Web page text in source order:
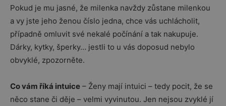
Pokud je mu jasné, že milenka navždy zůstane milenkou
a vy jste jeho ženou číslo jedna, chce vás uchlácholit,
případně omluvit své nekalé počínání a tak nakupuje.
Dárky, kytky, šperky… jestli to u vás doposud nebylo
obvyklé, zpozorněte.
Co vám říká intuice – Ženy mají intuici – tedy pocit, že se
něco stane či děje – velmi vyvinutou. Jen nejsou zvyklé jí